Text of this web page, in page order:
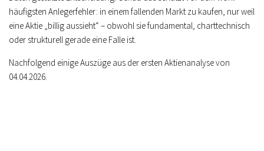
häufigsten Anlegerfehler: in einem fallenden Markt zu kaufen, nur weil
eine Aktie „billig aussieht“ – obwohl sie fundamental, charttechnisch
oder strukturell gerade eine Falle ist.
Nachfolgend einige Auszüge aus der ersten Aktienanalyse von
04.04.2026.